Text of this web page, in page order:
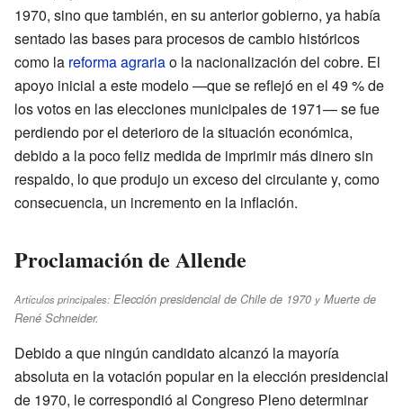
1970, sino que también, en su anterior gobierno, ya había
sentado las bases para procesos de cambio históricos
como la reforma agrariao la nacionalización del cobre. El
apoyo inicial a este modelo —que se reflejó en el 49 % de
los votos en las elecciones municipales de 1971— se fue
perdiendo por el deterioro de la situación económica,
debido a la poco feliz medida de imprimir más dinero sin
respaldo, lo que produjo un exceso del circulante y, como
consecuencia, un incremento en la inflación.
Proclamación de Allende
Artículos principales: Elección presidencial de Chile de 1970 y Muerte de
René Schneider.
Debido a que ningún candidato alcanzó la mayoría
absoluta en la votación popular en la elección presidencial
de 1970, le correspondió al Congreso Pleno determinar